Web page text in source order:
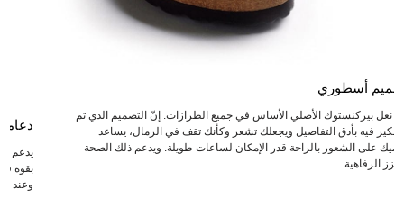
أسطوري
نعل بيركنستوك الأصلي الأساس في جميع الطرازات. إنّ التصميم الذي تم
فيه بأدق التفاصيل ويجعلك تشعر وكأنك تقف في الرمال، يساعد
على الشعور بالراحة قدر الإمكان لساعات طويلة. ويدعم ذلك الصحة
الرفاهية.
يدعم
بقوة
وعند